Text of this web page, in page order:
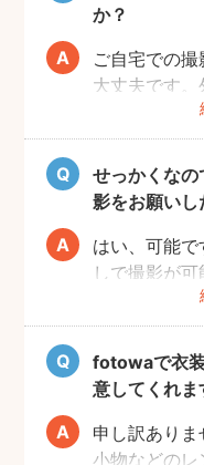
か？
ご自宅での
大丈夫です
正装が良い
が和装であ
とが必要に
服装を決めて
せっかくな
影をお願いし
はい、可能
しで撮影が
させるため
ァーにお伝
fotowaで衣
意してくれま
申し訳あり
小物などの